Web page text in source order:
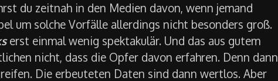
du zeitnah in den Medien davon, wenn jemand
um solche Vorfälle allerdings nicht besonders groß.
erst einmal wenig spektakulär. Und das aus gutem
nicht, dass die Opfer davon erfahren. Denn dann
Die erbeuteten Daten sind dann wertlos. Aber